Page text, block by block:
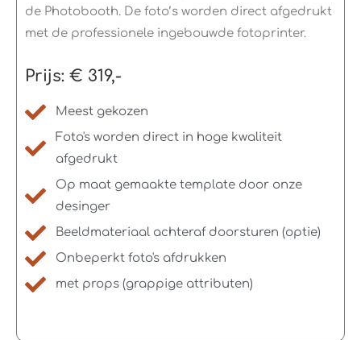
de Photobooth. De foto’s worden direct afgedrukt
met de professionele ingebouwde fotoprinter.
Prijs: € 319,-
Meest gekozen
Foto's worden direct in hoge kwaliteit
afgedrukt
Op maat gemaakte template door onze
desinger
Beeldmateriaal achteraf doorsturen (optie)
Onbeperkt foto's afdrukken
met props (grappige attributen)